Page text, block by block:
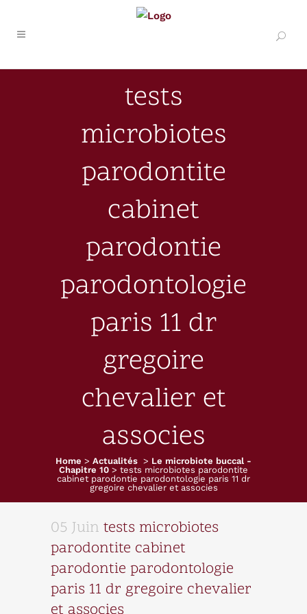
tests
microbiotes
parodontite
cabinet
parodontie
parodontologie
paris 11 dr
gregoire
chevalier et
associes
Home > Actualités > Le microbiote buccal -
Chapitre 10 > tests microbiotes parodontite
cabinet parodontie parodontologie paris 11 dr
gregoire chevalier et associes
05 Juin tests microbiotes
parodontite cabinet
parodontie parodontologie
paris 11 dr gregoire chevalier